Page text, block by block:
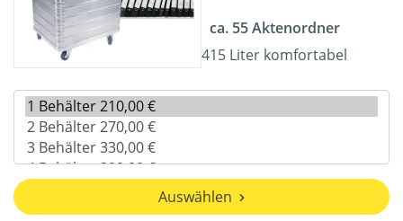
ca. 55 Aktenordner
415 Liter komfortabel
Auswählen